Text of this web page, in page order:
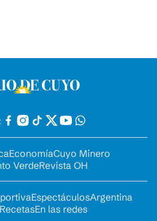
EconomíaCuyo Minero
VerdeRevista OH
EspectáculosArgentina
RecetasEn las redes